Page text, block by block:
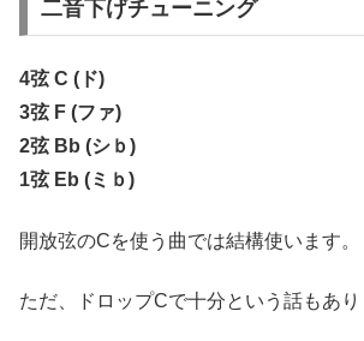
二音下げチューニング
4弦 C (ド)
3弦 F (ファ)
2弦 Bb (シｂ)
1弦 Eb (ミｂ)
開放弦のCを使う曲では結構使います。
ただ、ドロップCで十分という話もあり